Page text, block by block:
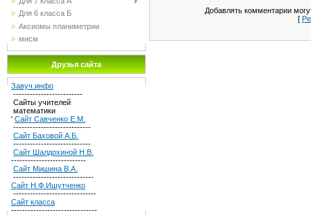
Для 6 класса Б
Аксиомы планиметрии
мисм
Друзья сайта
Завуч.инфо
-------------------------
Сайты учителей
математики
' Сайт Савченко Е.М.
----------------------------
Сайт Баховой А.Б.
----------------------------
Сайт Шалдохиной Н.В.
---------------------------
Сайт Мишина В.А.
-----------------------------
Сайт Н.Ф.Ишутченко
------------------------------
Сайт класса
-------------------------------
Добавлять комментарии
[